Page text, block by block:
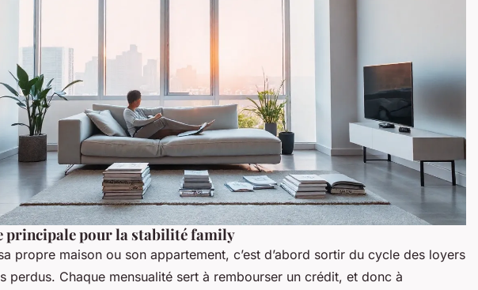
principale pour la stabilité family
propre maison ou son appartement, c’est d’abord sortir du cycle des loyers
perdus. Chaque mensualité sert à rembourser un crédit, et donc à